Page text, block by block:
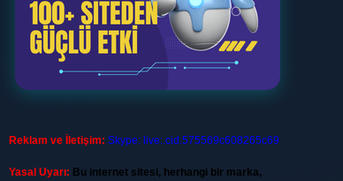
Reklam ve İletişim: Skype: live:.cid.575569c608265c69
Yasal Uyarı: Bu internet sitesi, herhangi bir marka,